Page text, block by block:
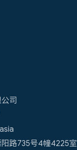
司
路735号4幢4225室